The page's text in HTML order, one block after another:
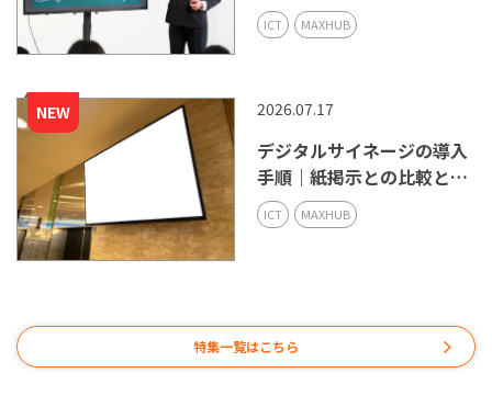
ポイントを解説
ICT MAXHUB
2026.07.17
デジタルサイネージの導入
手順｜紙掲示との比較と選
び方
ICT MAXHUB
特集一覧はこちら